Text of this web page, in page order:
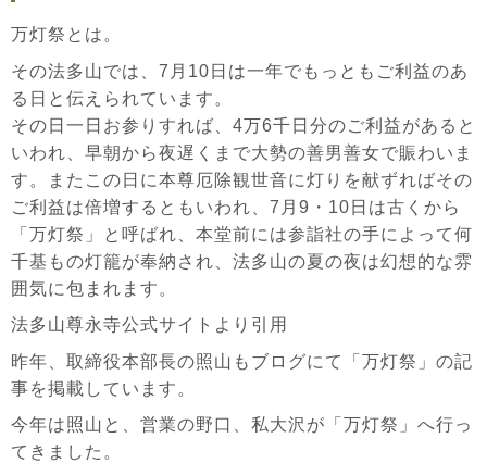
万灯祭とは。
その法多山では、7月10日は一年でもっともご利益のあ
る日と伝えられています。
その日一日お参りすれば、4万6千日分のご利益があると
いわれ、早朝から夜遅くまで大勢の善男善女で賑わいま
す。またこの日に本尊厄除観世音に灯りを献ずればその
ご利益は倍増するともいわれ、7月9・10日は古くから
「万灯祭」と呼ばれ、本堂前には参詣社の手によって何
千基もの灯籠が奉納され、法多山の夏の夜は幻想的な雰
囲気に包まれます。
法多山尊永寺公式サイト より引用
昨年、取締役本部長の照山もブログにて「 万灯祭 」の記
事を掲載しています。
今年は照山と、営業の野口、私大沢が「万灯祭」へ行っ
てきました。